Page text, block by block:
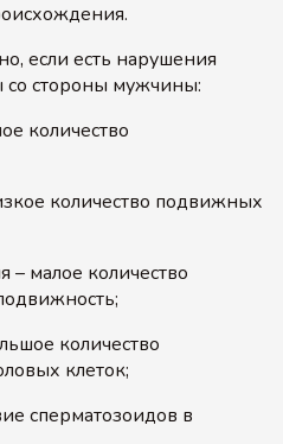
если есть нарушения
со стороны мужчины:
количество
количество подвижных
– малое количество
количество
клеток;
сперматозоидов в